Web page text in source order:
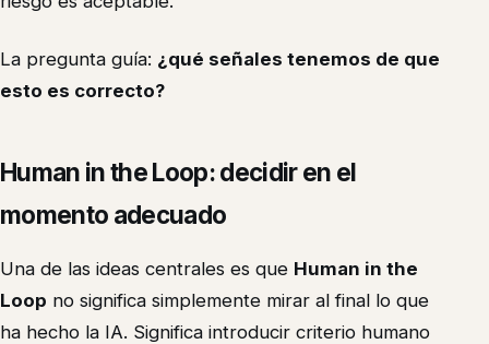
La pregunta guía: ¿qué señales tenemos de que
esto es correcto?
Human in the Loop: decidir en el
momento adecuado
Una de las ideas centrales es que Human in the
Loop no significa simplemente mirar al final lo que
ha hecho la IA. Significa introducir criterio humano